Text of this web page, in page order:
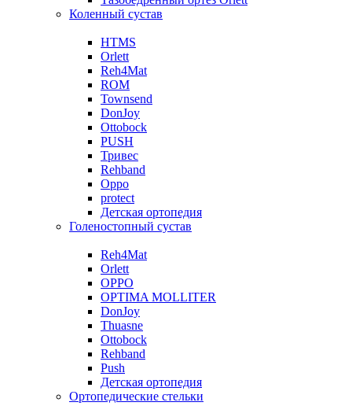
Коленный сустав
HTMS
Orlett
Reh4Mat
ROM
Townsend
DonJoy
Ottobock
PUSH
Тривес
Rehband
Oppo
protect
Детская ортопедия
Голеностопный сустав
Reh4Mat
Orlett
OPPO
OPTIMA MOLLITER
DonJoy
Thuasne
Ottobock
Rehband
Push
Детская ортопедия
Ортопедические стельки